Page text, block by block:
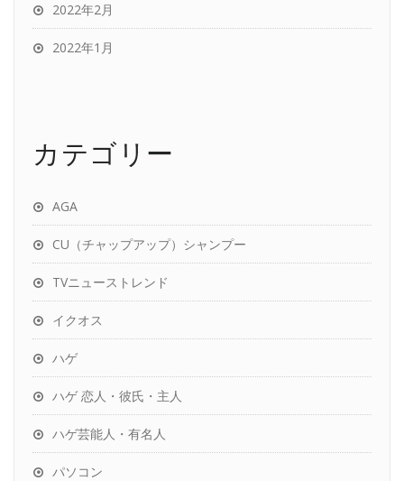
2022年2月
2022年1月
カテゴリー
AGA
CU（チャップアップ）シャンプー
TVニューストレンド
イクオス
ハゲ
ハゲ 恋人・彼氏・主人
ハゲ芸能人・有名人
パソコン